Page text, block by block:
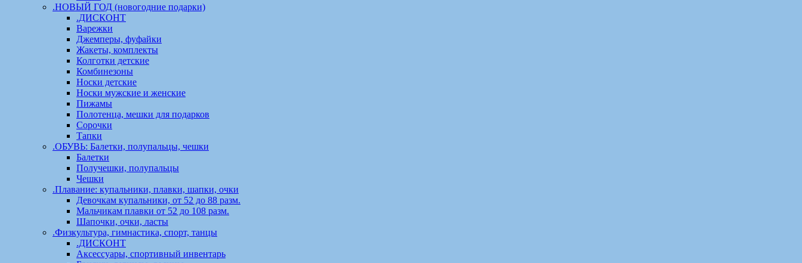
.НОВЫЙ ГОД (новогодние подарки)
.ДИСКОНТ
Варежки
Джемперы, фуфайки
Жакеты, комплекты
Колготки детские
Комбинезоны
Носки детские
Носки мужские и женские
Пижамы
Полотенца, мешки для подарков
Сорочки
Тапки
.ОБУВЬ: Балетки, полупальцы, чешки
Балетки
Получешки, полупальцы
Чешки
.Плавание: купальники, плавки, шапки, очки
Девочкам купальники, от 52 до 88 разм.
Мальчикам плавки от 52 до 108 разм.
Шапочки, очки, ласты
.Физкультура, гимнастика, спорт, танцы
.ДИСКОНТ
Аксессуары, спортивный инвентарь